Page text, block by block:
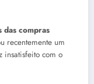
das compras
recentemente um
insatisfeito com o